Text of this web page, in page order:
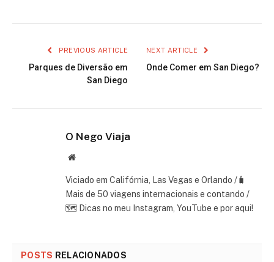
PREVIOUS ARTICLE
Parques de Diversão em
San Diego
NEXT ARTICLE
Onde Comer em San Diego?
O Nego Viaja
Website
Viciado em Califórnia, Las Vegas e Orlando /🧳
Mais de 50 viagens internacionais e contando /
🗺 Dicas no meu Instagram, YouTube e por aqui!
POSTS RELACIONADOS